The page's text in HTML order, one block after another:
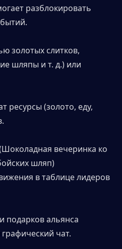
разблокировать
золотых слитков,
шляпы и т. д.) или
ресурсы (золото, еду,
вечеринка ко
шляп)
в таблице лидеров
подарков альянса
чат.